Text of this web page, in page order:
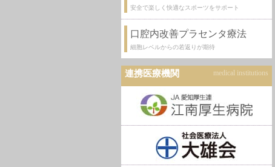
安全で楽しく快適なスポーツをサポート
口腔内改善プラセンタ療法
細胞レベルからの若返りが期待
連携医療機関 medical institutions